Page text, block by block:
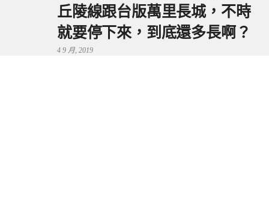
丘陵線跟台版萬里長城，不時
就要停下來，到底還多長啊？
4 9 月, 2019